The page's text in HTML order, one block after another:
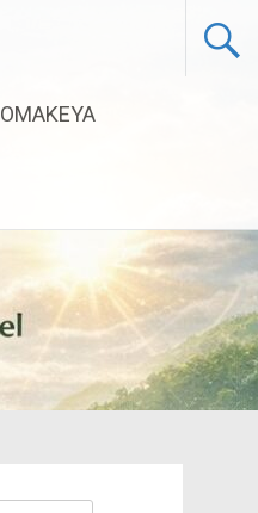
OMAKEYA